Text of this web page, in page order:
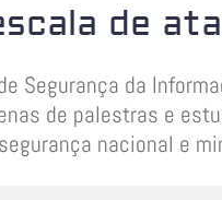
de
Segurança da
de palestras e
nacional e